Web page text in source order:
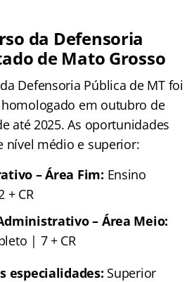
da Defensoria
de Mato Grosso
Defensoria Pública de MT foi
em outubro de
até 2025. As oportunidades
nível médio e superior:
– Área Fim: Ensino
CR
– Área Meio:
| 7 + CR
especialidades: Superior